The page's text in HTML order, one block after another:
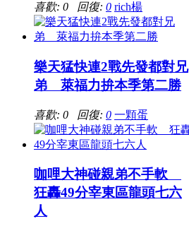
喜歡: 0 回復: 0 rich楊
樂天猛快連2戰先發都對兄
弟 萊福力拚本季第二勝
喜歡: 0 回復: 0 一顆蛋
咖哩大神碰親弟不手軟
狂轟49分宰東區龍頭七六
人